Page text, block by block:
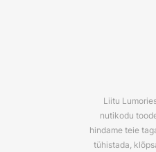
Liitu
nutikodu
hindame teie
tühistada,